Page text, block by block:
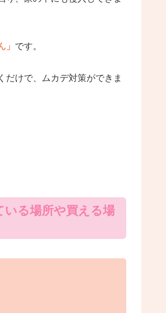
です。
だけで、ムカデ対策ができま
る場所や買える場